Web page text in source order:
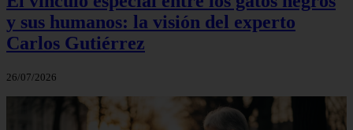
y sus humanos: la visión del experto
Carlos Gutiérrez
26/07/2026